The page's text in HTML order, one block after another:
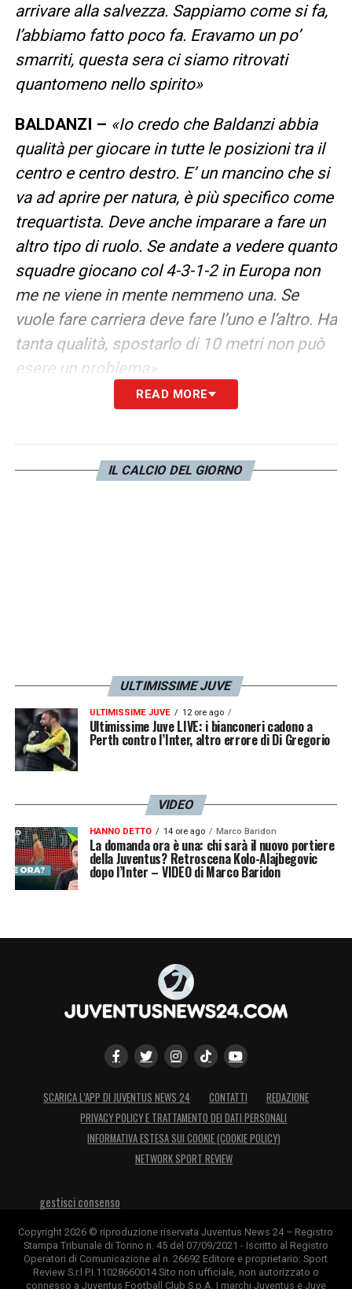
arrivare alla salvezza. Sappiamo come si fa,
l’abbiamo fatto poco fa. Eravamo un po’
smarriti, questa sera ci siamo ritrovati
quantomeno nello spirito»
BALDANZI – «Io credo che Baldanzi abbia
qualità per giocare in tutte le posizioni tra il
centro e centro destro. E’ un mancino che si
va ad aprire per natura, è più specifico come
trequartista. Deve anche imparare a fare un
altro tipo di ruolo. Se andate a vedere quanto
squadre giocano col 4-3-1-2 in Europa non
me ne viene in mente nemmeno una. Se
vuole fare carriera deve fare l’uno e l’altro. Ha
tanta qualità, spostarlo di 10 metri non può
esere un problema».
READ MORE
IL CALCIO DEL GIORNO
ULTIMISSIME JUVE
ULTIMISSIME JUVE 12 ore ago
Ultimissime Juve LIVE: i bianconeri cadono a
Perth contro l’Inter, altro errore di Di Gregorio
VIDEO
HANNO DETTO 14 ore ago Marco Baridon
La domanda ora è una: chi sarà il nuovo portiere
della Juventus? Retroscena Kolo-Alajbegovic
dopo l’Inter – VIDEO di Marco Baridon
SCARICA L’APP DI JUVENTUS NEWS 24 CONTATTI
REDAZIONE
PRIVACY POLICY E TRATTAMENTO DEI DATI PERSONALI
INFORMATIVA ESTESA SUI COOKIE (COOKIE POLICY)
NETWORK SPORT REVIEW
gestisci consenso
Copyright 2026 © riproduzione riservata Juventus News 24 – Registro
Stampa Tribunale di Torino n. 45 del 07/09/2021 - Iscritto al Registro
Operatori di Comunicazione al n. 26692 Editore e proprietario: Sport
Review S.r.l P.I.11028660014 Sito non ufficiale, non autorizzato o
connesso a Juventus Football Club S.p.A. I marchi Juventus e Juve